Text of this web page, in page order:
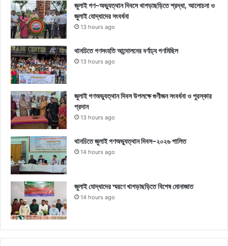
জুলাই গণ-অভ্যুত্থান দিবসে খাগড়াছড়িতে শ্রদ্ধা, আলোচনা ও
জুলাই যোদ্ধাদের সংবর্ধনা
13 hours ago
থানচিতে গণসংহতি আন্দোলনের বর্ণাঢ্য গণমিছিল
13 hours ago
জুলাই গণঅভ্যুত্থান দিবস উপলক্ষে গুণীজন সংবর্ধনা ও পুরস্কার
প্রদান
13 hours ago
থানচিতে জুলাই গণঅভ্যুত্থান দিবস-২০২৬ পালিত
14 hours ago
জুলাই যোদ্ধাদের স্মরণে খাগড়াছড়িতে বিশেষ মোনাজাত
14 hours ago